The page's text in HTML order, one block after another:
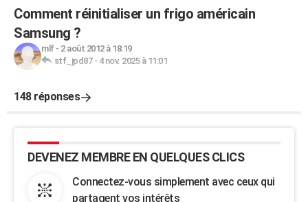
Comment réinitialiser un frigo américain
Samsung ?
mlf- 2 août 2012 à 18:19
stf_jpd87- 4 nov. 2025 à 11:01
148 réponses
DEVENEZ MEMBRE EN QUELQUES CLICS
Connectez-vous simplement avec ceux qui
partagent vos intérêts